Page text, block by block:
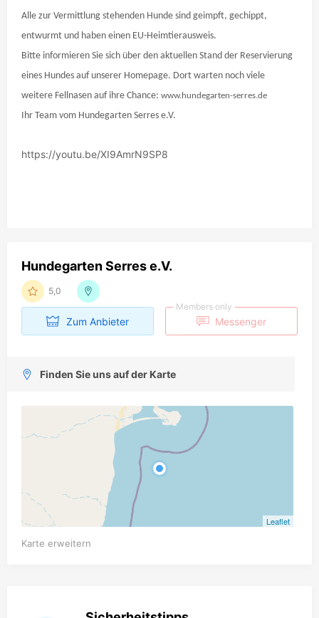
Alle zur Vermittlung stehenden Hunde sind geimpft, gechippt,
entwurmt und haben einen EU-Heimtierausweis.
Bitte informieren Sie sich über den aktuellen Stand der Reservierung
eines Hundes auf unserer Homepage. Dort warten noch viele
weitere Fellnasen auf ihre Chance: www.hundegarten-serres.de
Ihr Team vom Hundegarten Serres e.V.
https://youtu.be/XI9AmrN9SP8
Hundegarten Serres e.V.
5,0
Zum Anbieter
Members only
Messenger
Finden Sie uns auf der Karte
Leaflet
Karte erweitern